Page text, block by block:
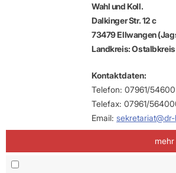
Wahl und Koll.
Dalkinger Str. 12 c
73479 Ellwangen
Landkreis: Ostalbkreis
Kontaktdaten:
Telefon: 07961/54600
Telefax: 07961/
Email: